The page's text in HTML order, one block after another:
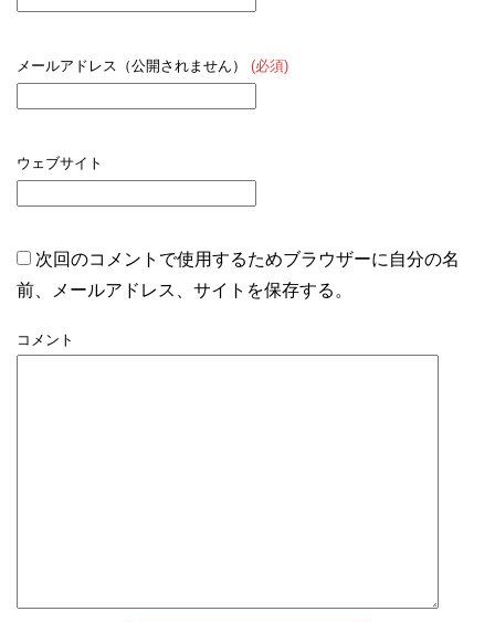
メールアドレス（公開されません） (必須)
ウェブサイト
次回のコメントで使用するためブラウザーに自分の名
前、メールアドレス、サイトを保存する。
コメント